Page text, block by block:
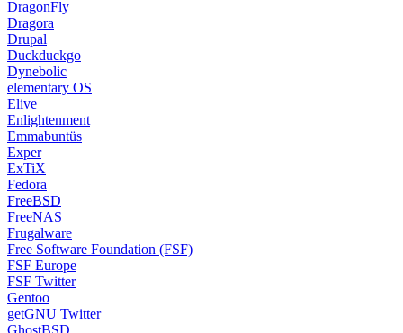
DragonFly
Dragora
Drupal
Duckduckgo
Dynebolic
elementary OS
Elive
Enlightenment
Emmabuntüs
Exper
ExTiX
Fedora
FreeBSD
FreeNAS
Frugalware
Free Software Foundation (FSF)
FSF Europe
FSF Twitter
Gentoo
getGNU Twitter
GhostBSD